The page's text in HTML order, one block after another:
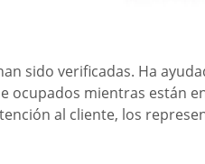
sido verificadas. Ha
ocupados mientras
al cliente, los